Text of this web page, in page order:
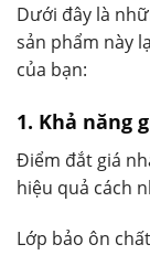
Dưới đây là
sản phẩm này
của bạn:
1. Khả năng
Điểm đắt giá
hiệu quả cách
Lớp bảo ôn